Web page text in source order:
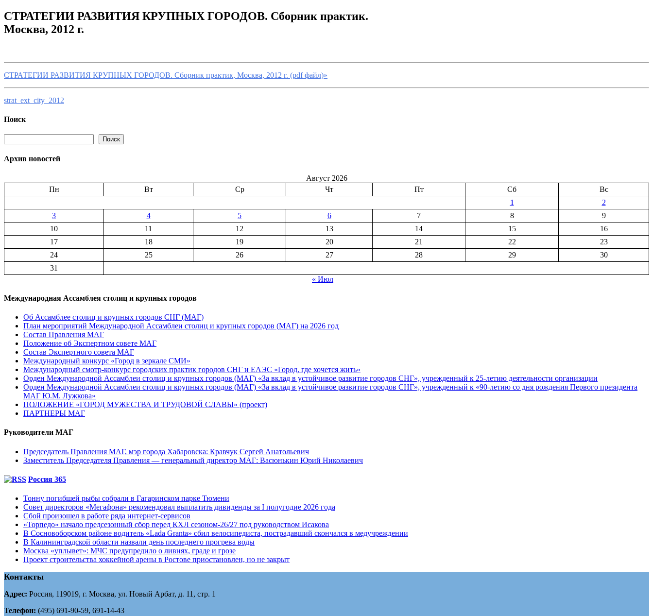
СТРАТЕГИИ РАЗВИТИЯ КРУПНЫХ ГОРОДОВ. Сборник практик.
Москва, 2012 г.
СТРАТЕГИИ РАЗВИТИЯ КРУПНЫХ ГОРОДОВ. Сборник практик, Москва, 2012 г. (pdf файл)»
strat_ext_city_2012
Поиск
Поиск
Архив новостей
Август 2026
Пн
Вт Ср Чт Пт Сб
Вс
1
2
3
4 5 6 7 8
9
10
11 12 13 14 15
16
17
18 19 20 21 22
23
24
25 26 27 28 29
30
31
« Июл
Международная Ассамблея столиц и крупных городов
Об Ассамблее столиц и крупных городов СНГ (МАГ)
План мероприятий Международной Ассамблеи столиц и крупных городов (МАГ) на 2026 год
Состав Правления МАГ
Положение об Экспертном совете МАГ
Состав Экспертного совета МАГ
Международный конкурс «Город в зеркале СМИ»
Международный смотр-конкурс городских практик городов СНГ и ЕАЭС «Город, где хочется жить»
Орден Международной Ассамблеи столиц и крупных городов (МАГ) «За вклад в устойчивое развитие городов СНГ», учрежденный к 25-летию деятельности организации
Орден Международной Ассамблеи столиц и крупных городов (МАГ) «За вклад в устойчивое развитие городов СНГ», учрежденный к «90-летию со дня рождения Первого президента
МАГ Ю.М. Лужкова»
ПОЛОЖЕНИЕ «ГОРОД МУЖЕСТВА И ТРУДОВОЙ СЛАВЫ» (проект)
ПАРТНЕРЫ МАГ
Руководители МАГ
Председатель Правления МАГ, мэр города Хабаровска: Кравчук Сергей Анатольевич
Заместитель Председателя Правления — генеральный директор МАГ: Васюнькин Юрий Николаевич
Россия 365
Тонну погибшей рыбы собрали в Гагаринском парке Тюмени
Совет директоров «Мегафона» рекомендовал выплатить дивиденды за I полугодие 2026 года
Сбой произошел в работе ряда интернет-сервисов
«Торпедо» начало предсезонный сбор перед КХЛ сезоном-26/27 под руководством Исакова
В Сосновоборском районе водитель «Lada Granta» сбил велосипедиста, пострадавший скончался в медучреждении
В Калининградской области назвали день последнего прогрева воды
Москва «уплывет»: МЧС предупредило о ливнях, граде и грозе
Проект строительства хоккейной арены в Ростове приостановлен, но не закрыт
Контакты
Адрес: Россия, 119019, г. Москва, ул. Новый Арбат, д. 11, стр. 1
Телефон: (495) 691-90-59, 691-14-43